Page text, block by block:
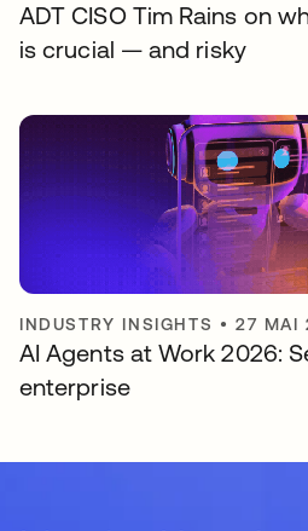
ADT CISO Tim Rains on
is crucial — and risky
INDUSTRY INSIGHTS •27 MAI
AI Agents at Work 2026:
enterprise